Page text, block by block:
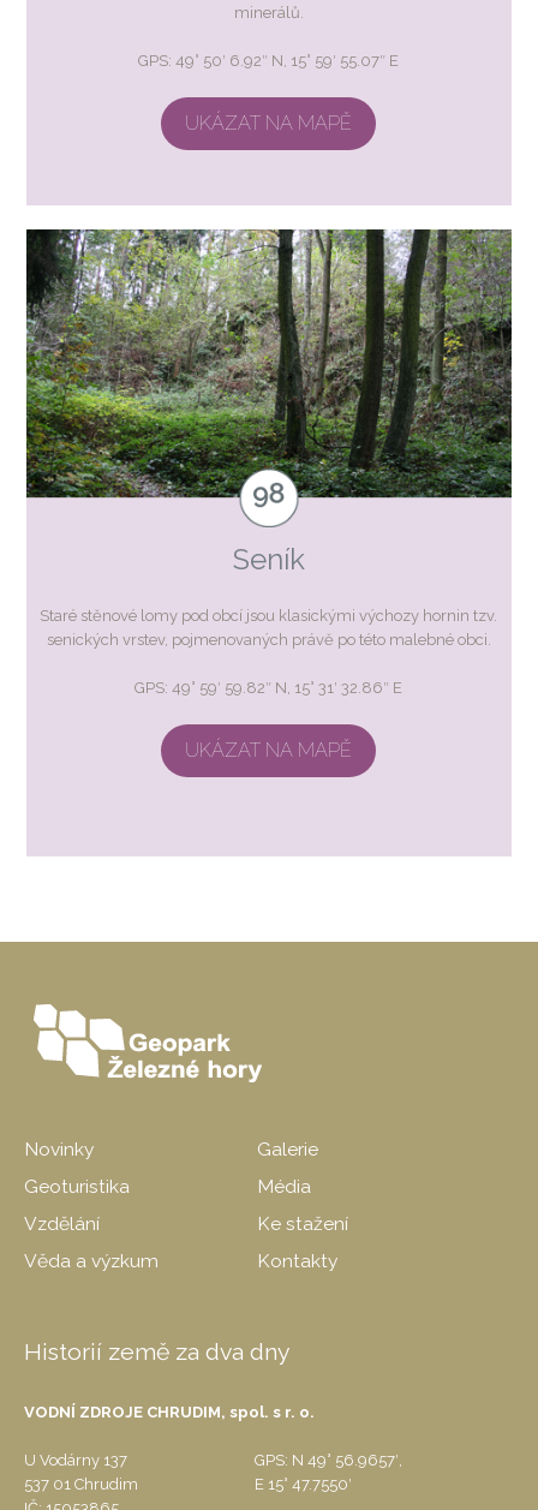
minerálů.
GPS: 49° 50′ 6.92″ N, 15° 59′ 55.07″ E
UKÁZAT NA MAPĚ
Seník
Staré stěnové lomy pod obcí jsou klasickými výchozy hornin tzv.
senických vrstev, pojmenovaných právě po této malebné obci.
GPS: 49° 59′ 59.82″ N, 15° 31′ 32.86″ E
UKÁZAT NA MAPĚ
Novinky
Geoturistika
Vzdělání
Věda a výzkum
Galerie
Média
Ke stažení
Kontakty
Historií země za dva dny
VODNÍ ZDROJE CHRUDIM, spol. s r. o.
U Vodárny 137
537 01 Chrudim
GPS: N 49° 56.9657′,
E 15° 47.7550′